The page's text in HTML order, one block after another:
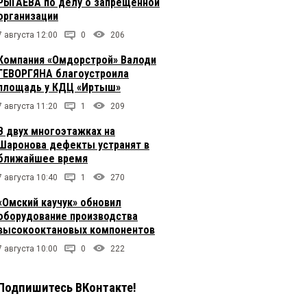
августа 12:00 0 206
«Омдорстрой» Валоди
благоустроила
у КДЦ «Иртыш»
августа 11:20 1 209
двух многоэтажках на
дефекты устранят в
время
августа 10:40 1 270
каучук» обновил
производства
компонентов
августа 10:00 0 222
ВКонтакте!